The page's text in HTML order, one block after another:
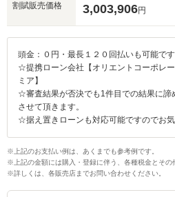
割賦販売価格 3,003,906円
頭金：０円・最長１２０回払いも可能です
☆提携ローン会社【オリエントコーポレ
ミア】
☆審査結果が否決でも1件目での結果に諦
させて頂きます。
☆据え置きローンも対応可能ですのでお気
※上記のお支払い例は、あくまでも参考例です。
※上記の金額には購入・登録に伴う、各種税金とその
※詳しくは、各販売店までお問い合わせください。